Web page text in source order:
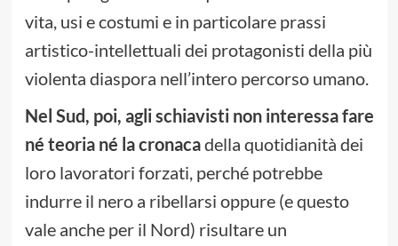
vita, usi e costumi e in particolare prassi
artistico-intellettuali dei protagonisti della più
violenta diaspora nell’intero percorso umano.
Nel Sud, poi, agli schiavisti non interessa fare
né teoria né la cronacadella quotidianità dei
loro lavoratori forzati, perché potrebbe
indurre il nero a ribellarsi oppure (e questo
vale anche per il Nord) risultare un